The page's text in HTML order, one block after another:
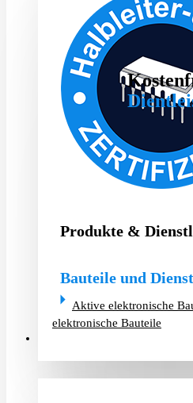
Produkte &
Bauteile und
Aktive elektronische
elektronische Bauteile